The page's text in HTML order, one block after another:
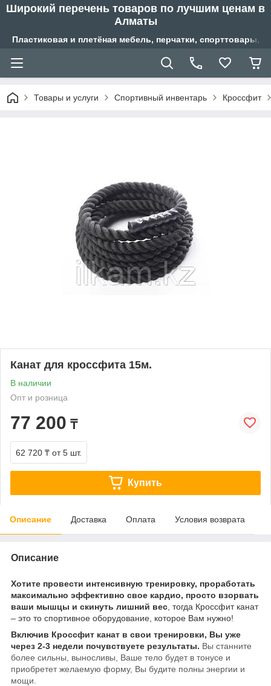
Широкий перечень товаров по лучшим ценам в
Алматы
Пластиковая и плетёная мебель, перчатки,
Товары и услуги Спортивный инвентарь Кроссфит
Канат для кроссфита 15м.
В наличии
Опт и розница
77 200 ₸
62 720 ₸ от 5 шт.
Купить
Описание Доставка Оплата Условия возврата
Описание
Хотите провести интенсивную тренировку, проработать
максимально эффективно свое кардио, просто взорвать
ваши мышцы и скинуть лишний вес , тогда Кроссфит канат
– это то спортивное оборудование, которое Вам нужно!
Включив Кроссфит канат в свои тренировки, Вы уже
через 2-3 недели почувствуете результаты. Вы станните
более сильны, выносливы, Ваше тело будет в тонусе и
приобретет желаемую форму, Вы будите полны энергии и
мощи.